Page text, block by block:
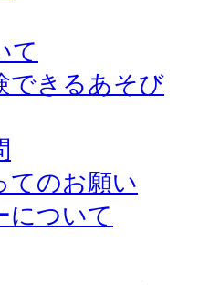
て
できるあそび
てのお願い
について